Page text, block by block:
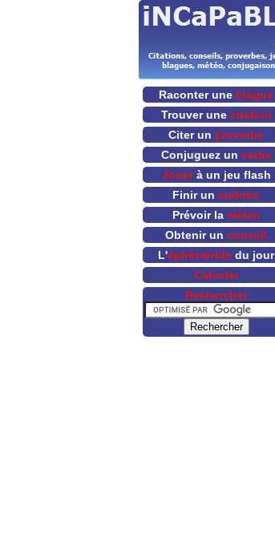
Raconter une blague
Trouver une citation
Citer un proverbe
Conjuguez un verbe
Jouerà un jeu flash
Finir un sudoku
Prévoir la météo
Obtenir un conseil
L'éphéméride du jour
Calculer
Rechercher